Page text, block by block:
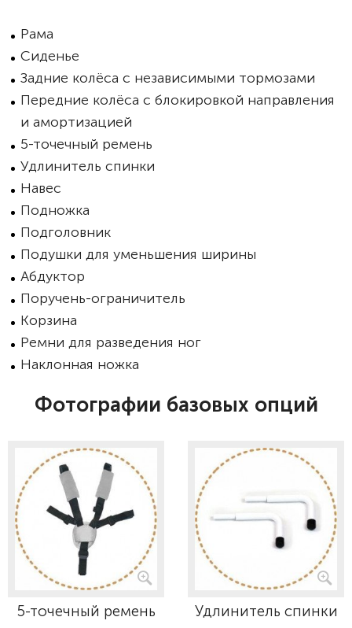
Рама
Сиденье
Задние колёса с независимыми тормозами
Передние колёса с блокировкой направления
и амортизацией
5-точечный ремень
Удлинитель спинки
Навес
Подножка
Подголовник
Подушки для уменьшения ширины
Абдуктор
Поручень-ограничитель
Корзина
Ремни для разведения ног
Наклонная ножка
Фотографии базовых опций
5-точечный ремень Удлинитель спинки